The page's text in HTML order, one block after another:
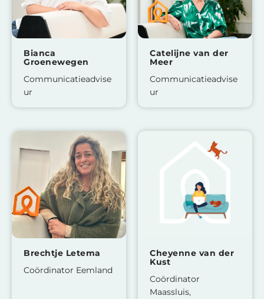
Bianca
Groenewegen
Communicatieadvise
ur
Catelijne van der
Meer
Communicatieadvise
ur
Brechtje Letema
Coördinator Eemland
Cheyenne van der
Kust
Coördinator
Maassluis,